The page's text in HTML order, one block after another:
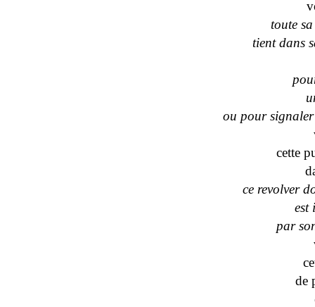
toute
tient dans
ou pour signaler
cette
ce revolver
est
par
de